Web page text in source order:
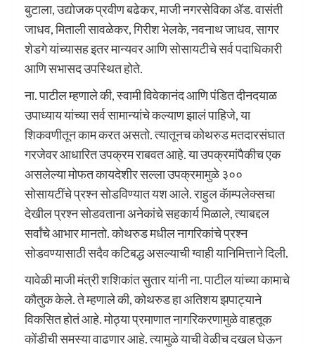
बुटाला, उद्योजक प्रवीण बढेकर, माजी नगरसेविका ॲड. वासंती
जाधव, मिताली सावळेकर, गिरीश भेलके, नवनाथ जाधव, सागर
शेडगे यांच्यासह इतर मान्यवर आणि सोसायटीचे सर्व पदाधिकारी
आणि सभासद उपस्थित होते.
ना. पाटील म्हणाले की, स्वामी विवेकानंद आणि पंडित दीनदयाळ
उपाध्याय यांच्या सर्व सामान्यांचे कल्याण झालं पाहिजे, या
शिकवणीतून काम करत असतो. त्यातूनच कोथरुड मतदारसंघात
गरजेवर आधारित उपक्रम राबवत आहे. या उपक्रमांपैकीच एक
असलेल्या मोफत कायदेशीर सल्ला उपक्रमामुळे ३००
सोसायटींचे प्रश्न सोडविण्यात यश आले. राहुल कॅाम्पलेक्सचा
देखील प्रश्न सोडवताना अनेकांचे सहकार्य मिळाले, त्याबद्दल
सर्वांचे आभार मानतो. कोथरुड मधील नागरिकांचे प्रश्न
सोडवण्यासाठी सदैव कटिबद्ध असल्याची ग्वाही यानिमित्ताने दिली.
यावेळी माजी मंत्री शशिकांत सुतार यांनी ना. पाटील यांच्या कामाचे
कौतुक केले. ते म्हणाले की, कोथरुड हा अतिशय झपाट्याने
विकसित होतं आहे. मोठ्या प्रमाणात नागरिकरणामुळे वाहतूक
कोंडीची समस्या वाढणार आहे. त्यामुळे याची वेळीच दखल घेऊन